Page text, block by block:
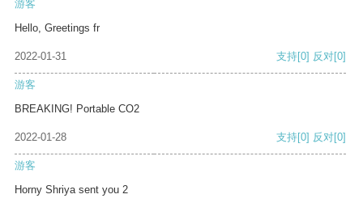
游客
Hello, Greetings fr
2022-01-31 支持[0] 反对[0]
游客
BREAKING! Portable CO2
2022-01-28 支持[0] 反对[0]
游客
Horny Shriya sent you 2